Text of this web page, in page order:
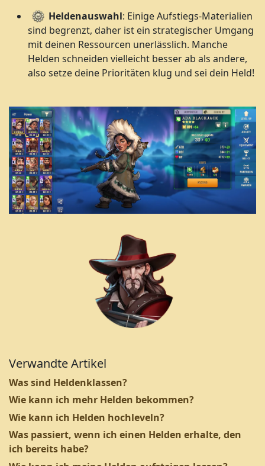
Heldenauswahl: Einige Aufstiegs-Materialien
sind begrenzt, daher ist ein strategischer Umgang
mit deinen Ressourcen unerlässlich. Manche
Helden schneiden vielleicht besser ab als andere,
also setze deine Prioritäten klug und sei dein Held!
Verwandte Artikel
Was sind Heldenklassen?
Wie kann ich mehr Helden bekommen?
Wie kann ich Helden hochleveln?
Was passiert, wenn ich einen Helden erhalte, den
ich bereits habe?